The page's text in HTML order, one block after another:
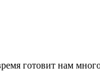
готовит нам